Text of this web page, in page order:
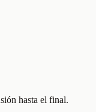
hasta el final.